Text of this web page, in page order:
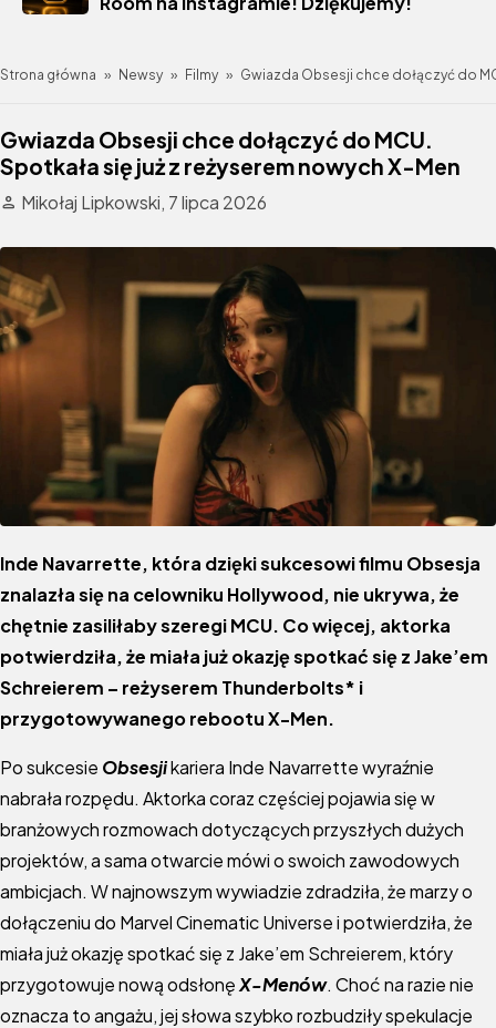
Strona główna » Newsy » Filmy » Gwiazda Obsesji chce dołączyć do
Gwiazda Obsesji chce dołączyć do MCU.
Spotkała się już z reżyserem nowych X-Men
Mikołaj Lipkowski, 7 lipca 2026
Inde Navarrette, która dzięki sukcesowi filmu Obsesja
znalazła się na celowniku Hollywood, nie ukrywa, że
chętnie zasiliłaby szeregi MCU. Co więcej, aktorka
potwierdziła, że miała już okazję spotkać się z Jake’em
Schreierem – reżyserem Thunderbolts* i
przygotowywanego rebootu X-Men.
Po sukcesie Obsesjikariera Inde Navarrette wyraźnie
nabrała rozpędu. Aktorka coraz częściej pojawia się w
branżowych rozmowach dotyczących przyszłych dużych
projektów, a sama otwarcie mówi o swoich zawodowych
ambicjach. W najnowszym wywiadzie zdradziła, że marzy o
dołączeniu do Marvel Cinematic Universe i potwierdziła, że
miała już okazję spotkać się z Jake’em Schreierem, który
przygotowuje nową odsłonęX-Menów. Choć na razie nie
oznacza to angażu, jej słowa szybko rozbudziły spekulacje